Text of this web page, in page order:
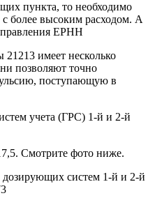
пункта, то необходимо
более высоким расходом. А
EPHH
имеет несколько
позволяют точно
поступающую в
учета (ГРС) 1-й и 2-й
Смотрите фото ниже.
систем 1-й и 2-й